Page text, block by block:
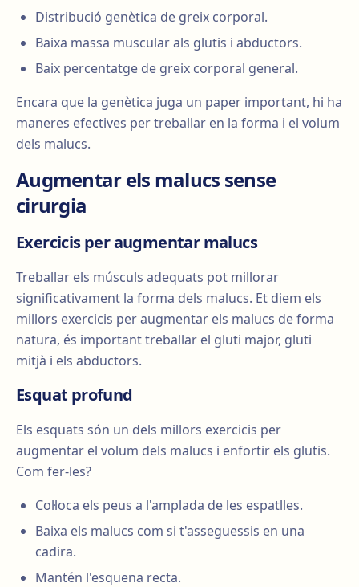
Distribució genètica de greix corporal.
Baixa massa muscular als glutis i abductors.
Baix percentatge de greix corporal general.
Encara que la genètica juga un paper important, hi ha
maneres efectives per treballar en la forma i el volum
dels malucs.
Augmentar els malucs sense
cirurgia
Exercicis per augmentar malucs
Treballar els músculs adequats pot millorar
significativament la forma dels malucs. Et diem els
millors exercicis per augmentar els malucs de forma
natura, és important treballar el gluti major, gluti
mitjà i els abductors.
Esquat profund
Els esquats són un dels millors exercicis per
augmentar el volum dels malucs i enfortir els glutis.
Com fer-les?
Col·loca els peus a l'amplada de les espatlles.
Baixa els malucs com si t'asseguessis en una
cadira.
Mantén l'esquena recta.